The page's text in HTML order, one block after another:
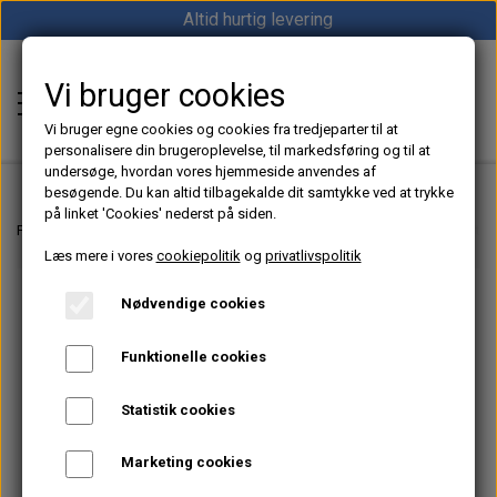
Altid hurtig levering
Shop12volt
Hjem
Autoterm dieselfyr
1852 Diesel Bådvarmer
Strøm
Vind/Sol
Forside
Vi bruger cookies
Vi bruger egne cookies og cookies fra tredjeparter til at
personalisere din brugeroplevelse, til markedsføring og til at
undersøge, hvordan vores hjemmeside anvendes af
besøgende. Du kan altid tilbagekalde dit samtykke ved at trykke
på linket 'Cookies' nederst på siden.
Læs mere i vores cookiepolitikog privatlivspolitik
Nødvendige cookies
Funktionelle cookies
Statistik cookies
Marketing cookies